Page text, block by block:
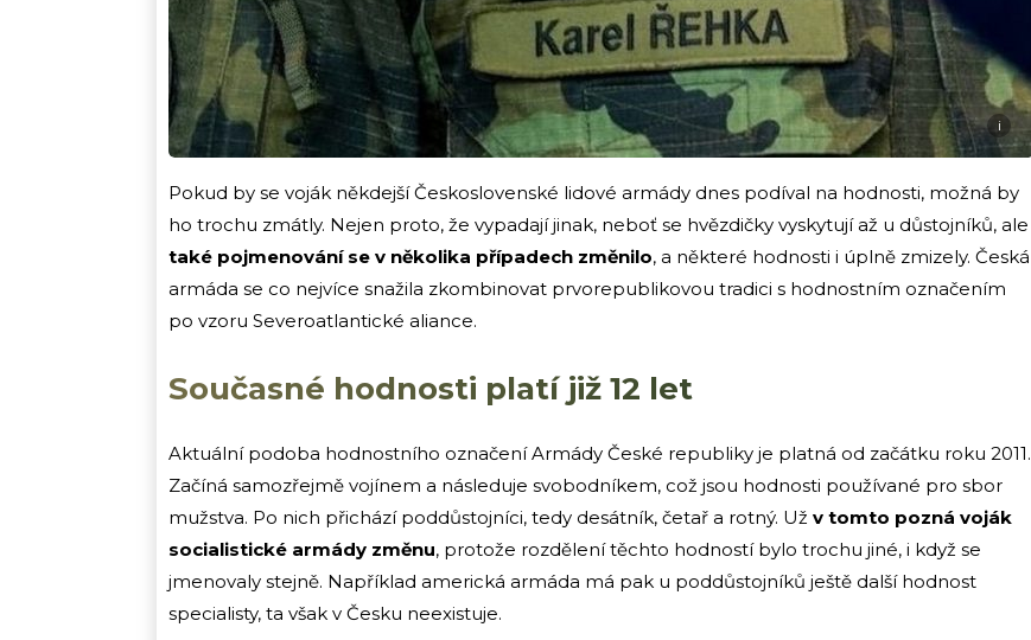
i
Pokud by se voják někdejší Československé lidové armády dnes podíval na hodnosti, možná by
ho trochu zmátly. Nejen proto, že vypadají jinak, neboť se hvězdičky vyskytují až u důstojníků, ale
také pojmenování se v několika případech změnilo, a některé hodnosti i úplně zmizely. Česká
armáda se co nejvíce snažila zkombinovat prvorepublikovou tradici s hodnostním označením
po vzoru Severoatlantické aliance.
Současné hodnosti platí již 12 let
Aktuální podoba hodnostního označení Armády České republiky je platná od začátku roku 2011.
Začíná samozřejmě vojínem a následuje svobodníkem, což jsou hodnosti používané pro sbor
mužstva. Po nich přichází poddůstojníci, tedy desátník, četař a rotný. Už v tomto pozná voják
socialistické armády změnu, protože rozdělení těchto hodností bylo trochu jiné, i když se
jmenovaly stejně. Například americká armáda má pak u poddůstojníků ještě další hodnost
specialisty, ta však v Česku neexistuje.